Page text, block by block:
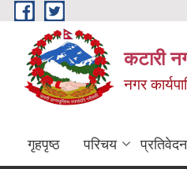
Skip to main content
कटारी
नगर
गृहपृष्ठ परिचय प्रतिवेदन